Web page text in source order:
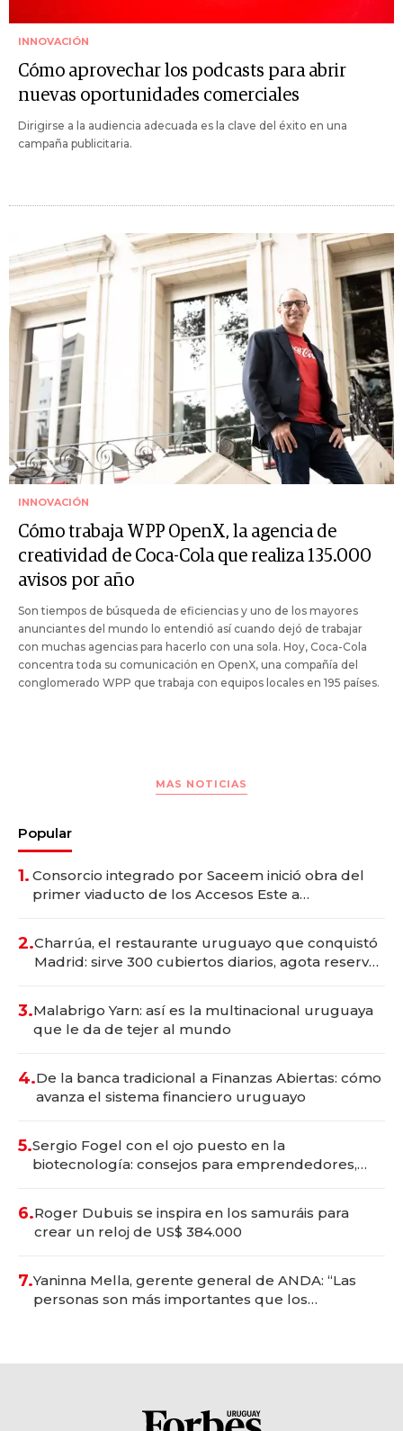
INNOVACIÓN
Cómo aprovechar los podcasts para abrir
nuevas oportunidades comerciales
Dirigirse a la audiencia adecuada es la clave del éxito en una
campaña publicitaria.
INNOVACIÓN
Cómo trabaja WPP OpenX, la agencia de
creatividad de Coca-Cola que realiza 135.000
avisos por año
Son tiempos de búsqueda de eficiencias y uno de los mayores
anunciantes del mundo lo entendió así cuando dejó de trabajar
con muchas agencias para hacerlo con una sola. Hoy, Coca-Cola
concentra toda su comunicación en OpenX, una compañía del
conglomerado WPP que trabaja con equipos locales en 195 países.
MAS NOTICIAS
Popular
1. Consorcio integrado por Saceem inició obra del
primer viaducto de los Accesos Este a
2.Charrúa, el restaurante uruguayo que conquistó
Madrid: sirve 300 cubiertos diarios, agota reservas
3.Malabrigo Yarn: así es la multinacional uruguaya
que le da de tejer al mundo
4.De la banca tradicional a Finanzas Abiertas: cómo
avanza el sistema financiero uruguayo
5.Sergio Fogel con el ojo puesto en la
biotecnología: consejos para emprendedores,
6.Roger Dubuis se inspira en los samuráis para
crear un reloj de US$ 384.000
7.Yaninna Mella, gerente general de ANDA: “Las
personas son más importantes que los